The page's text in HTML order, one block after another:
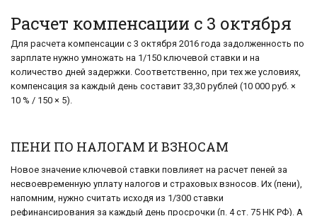
Расчет компенсации с 3 октября
Для расчета компенсации с 3 октября 2016 года задолженность по
зарплате нужно умножать на 1/150 ключевой ставки и на
количество дней задержки. Соответственно, при тех же условиях,
компенсация за каждый день составит 33,30 рублей (10 000 руб. ×
10 % / 150 × 5).
ПЕНИ ПО НАЛОГАМ И ВЗНОСАМ
Новое значение ключевой ставки повлияет на расчет пеней за
несвоевременную уплату налогов и страховых взносов. Их (пени),
напомним, нужно считать исходя из 1/300 ставки
рефинансирования за каждый день просрочки (п. 4 ст. 75 НК РФ). А